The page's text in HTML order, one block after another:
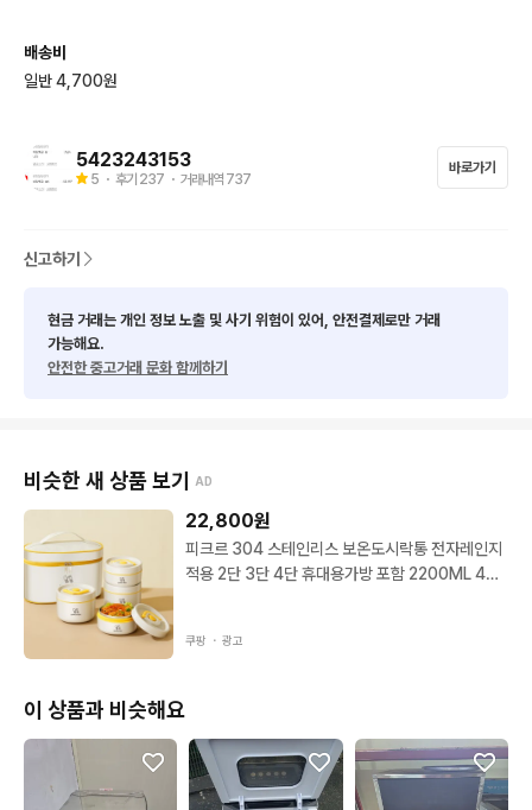
⭐️상품 구성 등 정보는 사진 확인. (질문x)
배송비
일반 4,700원
5423243153
5 ・ 후기 237 ・ 거래내역 737
바로가기
신고하기
현금 거래는 개인 정보 노출 및 사기 위험이 있어, 안전결제로만 거래
가능해요.
안전한 중고거래 문화 함께하기
비슷한 새 상품 보기 AD
22,800원
피크르 304 스테인리스 보온도시락통 전자레인지
적용 2단 3단 4단 휴대용가방 포함 2200ML 4단
쿠팡 ・ 광고
이 상품과 비슷해요